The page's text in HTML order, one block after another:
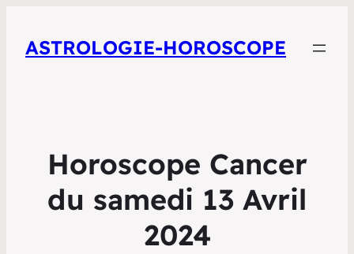
ASTROLOGIE-HOROSCOPE
Horoscope Cancer
du samedi 13 Avril
2024